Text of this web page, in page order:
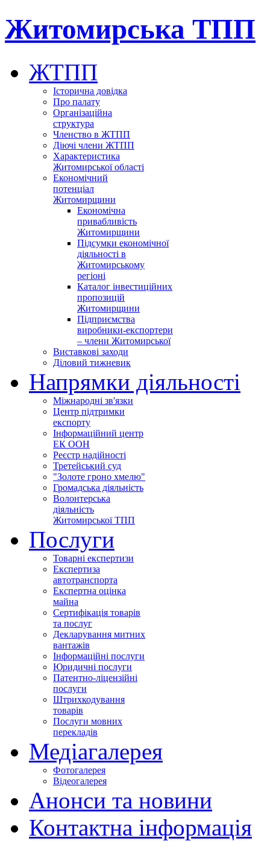
Житомирська ТПП
ЖТПП
Історична довідка
Про палату
Організаційна
структура
Членство в ЖТПП
Діючі члени ЖТПП
Характеристика
Житомирської області
Економічний
потенціал
Житомирщини
Економічна
привабливість
Житомирщини
Підсумки економічної
діяльності в
Житомирському
регіоні
Каталог інвестиційних
пропозицій
Житомирщини
Підприємства
виробники-експортери
– члени Житомирської
Виставкові заходи
Діловий тижневик
Напрямки діяльності
Міжнародні зв'язки
Центр підтримки
експорту
Інформаційний центр
ЕК ООН
Реєстр надійності
Третейський суд
"Золоте гроно хмелю"
Громадська діяльність
Волонтерська
діяльність
Житомирської ТПП
Послуги
Товарні експертизи
Експертиза
автотранспорта
Експертна оцінка
майна
Сертифікація товарів
та послуг
Декларування митних
вантажів
Інформаційні послуги
Юридичні послуги
Патентно-ліцензійні
послуги
Штрихкодування
товарів
Послуги мовних
перекладів
Медіагалерея
Фотогалерея
Відеогалерея
Анонси та новини
Контактна інформація